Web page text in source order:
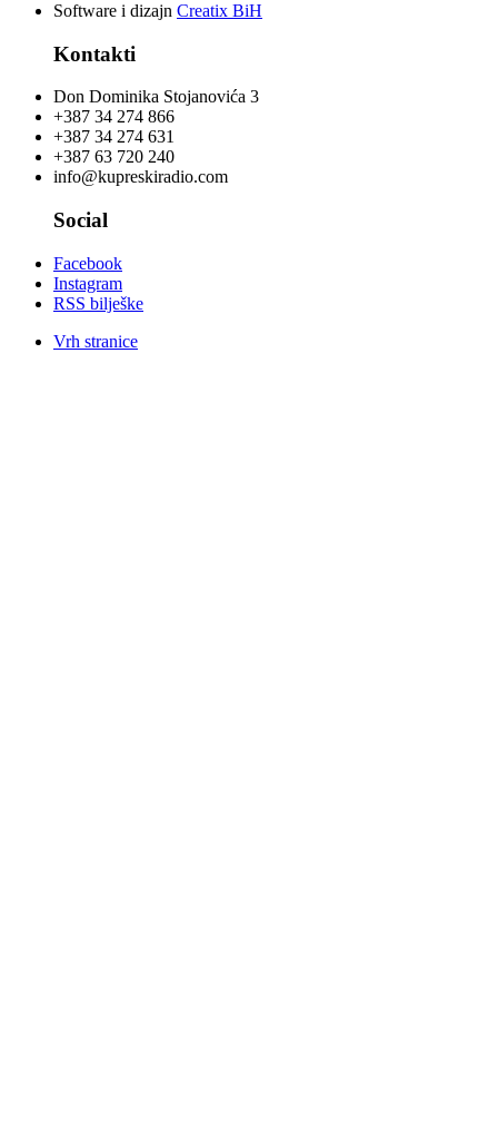
Software i dizajn Creatix BiH
Kontakti
Don Dominika Stojanovića 3
+387 34 274 866
+387 34 274 631
+387 63 720 240
info@kupreskiradio.com
Social
Facebook
Instagram
RSS bilješke
Vrh stranice